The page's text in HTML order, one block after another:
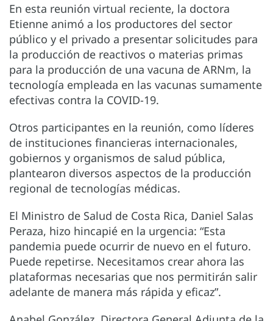
En esta reunión virtual reciente, la doctora
Etienne animó a los productores del sector
público y el privado a presentar solicitudes para
la producción de reactivos o materias primas
para la producción de una vacuna de ARNm, la
tecnología empleada en las vacunas sumamente
efectivas contra la COVID-19.
Otros participantes en la reunión, como líderes
de instituciones financieras internacionales,
gobiernos y organismos de salud pública,
plantearon diversos aspectos de la producción
regional de tecnologías médicas.
El Ministro de Salud de Costa Rica, Daniel Salas
Peraza, hizo hincapié en la urgencia: “Esta
pandemia puede ocurrir de nuevo en el futuro.
Puede repetirse. Necesitamos crear ahora las
plataformas necesarias que nos permitirán salir
adelante de manera más rápida y eficaz”.